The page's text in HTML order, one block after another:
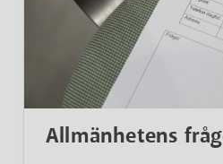
Allmänhetens